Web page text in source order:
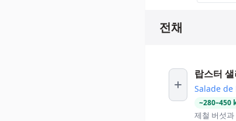
전채
랍스터
Salade de
~280–450
제철 버섯